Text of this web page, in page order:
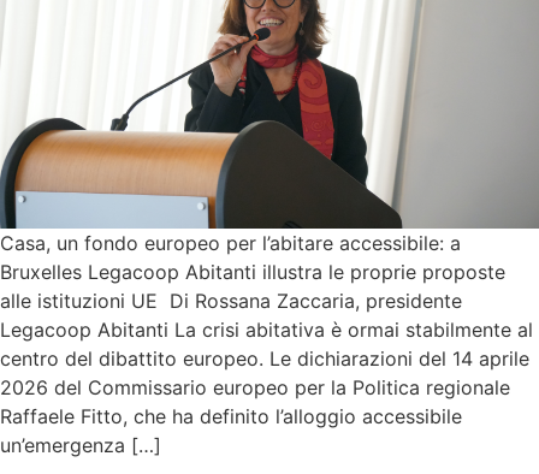
Casa, un fondo europeo per l’abitare accessibile: a
Bruxelles Legacoop Abitanti illustra le proprie proposte
alle istituzioni UE Di Rossana Zaccaria, presidente
Legacoop Abitanti La crisi abitativa è ormai stabilmente al
centro del dibattito europeo. Le dichiarazioni del 14 aprile
2026 del Commissario europeo per la Politica regionale
Raffaele Fitto, che ha definito l’alloggio accessibile
un’emergenza […]